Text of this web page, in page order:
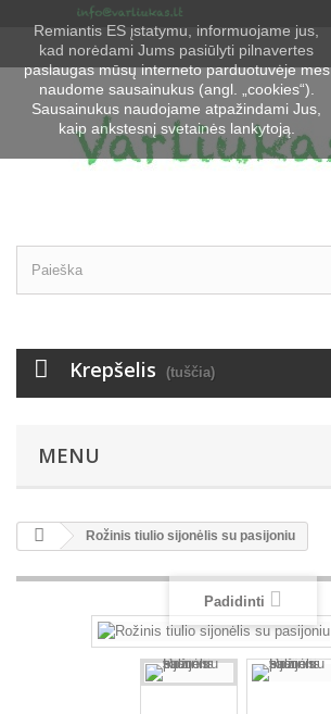
Krepšelis (tuščia)
MENU
Rožinis tiulio sijonėlis su pasijoniu
Padidinti
Remiantis ES įstatymu, informuojame jus,
kad norėdami Jums pasiūlyti pilnavertes
paslaugas mūsų interneto parduotuvėje mes
naudome sausainukus (angl. „cookies“).
Sausainukus naudojame atpažindami Jus,
kaip ankstesnį svetainės lankytoją.